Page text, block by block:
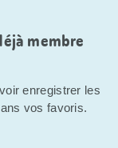
membre
enregistrer les
vos favoris.